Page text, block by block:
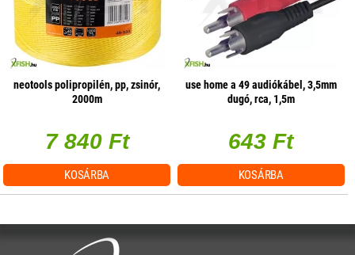
neotools polipropilén, pp, zsinór,
2000m
7 840 Ft
KOSÁRBA
use home a 49 audiókábel, 3,5mm
dugó, rca, 1,5m
643 Ft
KOSÁRBA